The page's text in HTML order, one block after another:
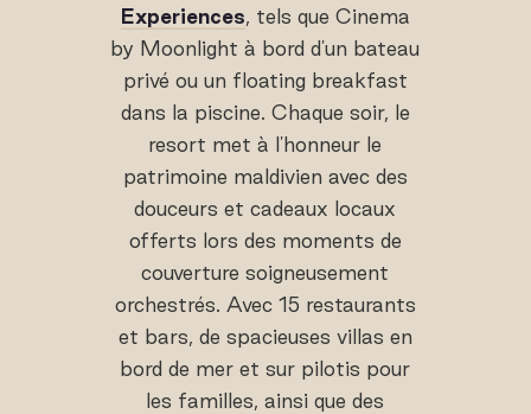
Experiences, tels que Cinema
by Moonlight à bord d'un bateau
privé ou un floating breakfast
dans la piscine. Chaque soir, le
resort met à l'honneur le
patrimoine maldivien avec des
douceurs et cadeaux locaux
offerts lors des moments de
couverture soigneusement
orchestrés. Avec 15 restaurants
et bars, de spacieuses villas en
bord de mer et sur pilotis pour
les familles, ainsi que des